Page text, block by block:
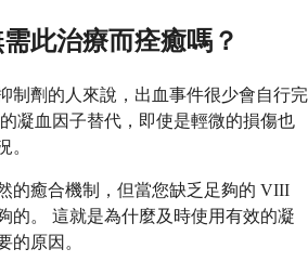
此治療而痊癒嗎？
制劑的人來說，出血事件很少會自行完
凝血因子替代，即使是輕微的損傷也
。
的癒合機制，但當您缺乏足夠的 VIII
的。 這就是為什麼及時使用有效的凝
的原因。